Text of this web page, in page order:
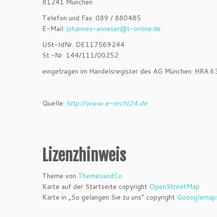
81241 München
Telefon und Fax: 089 / 880485
E-Mail: johannes-anneser@t-online.de
USt-IdNr. DE117569244
St.-Nr. 144/111/00252
eingetragen im Handelsregister des AG München: HRA
Quelle: http://www.e-recht24.de
Lizenzhinweis
Theme von ThemesandCo
Karte auf der Startseite copyright OpenStreetMap
Karte in „So gelangen Sie zu uns“ copyright